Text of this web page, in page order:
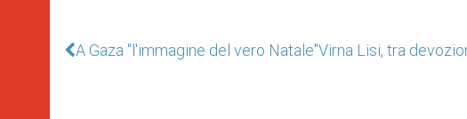
A Gaza "l'immagine del vero Natale"Virna Lisi, tra